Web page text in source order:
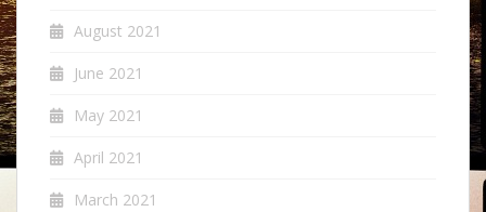
August 2021
June 2021
May 2021
April 2021
March 2021